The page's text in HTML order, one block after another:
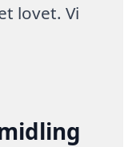
lovet. Vi